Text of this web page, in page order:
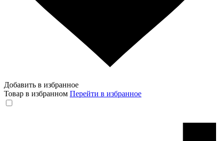
Добавить в избранное
Товар в избранном Перейти в избранное